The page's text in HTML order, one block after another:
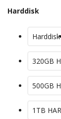
Harddisk
Harddisk
320GB
500GB
1TB